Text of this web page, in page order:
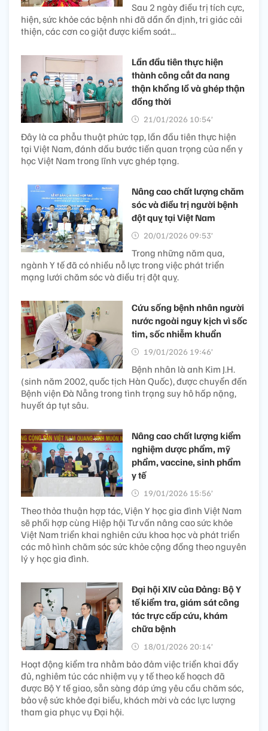
Sau 2 ngày điều trị tích cực,
hiện, sức khỏe các bệnh nhi đã dần ổn định, tri giác cải
thiện, các cơn co giật được kiểm soát...
Lần đầu tiên thực hiện
thành công cắt đa nang
thận khổng lồ và ghép thận
đồng thời
21/01/2026 10:54’
Đây là ca phẫu thuật phức tạp, lần đầu tiên thực hiện
tại Việt Nam, đánh dấu bước tiến quan trọng của nền y
học Việt Nam trong lĩnh vực ghép tạng.
Nâng cao chất lượng chăm
sóc và điều trị người bệnh
đột quỵ tại Việt Nam
20/01/2026 09:53’
Trong những năm qua,
ngành Y tế đã có nhiều nỗ lực trong việc phát triển
mạng lưới chăm sóc và điều trị đột quỵ.
Cứu sống bệnh nhân người
nước ngoài nguy kịch vì sốc
tim, sốc nhiễm khuẩn
19/01/2026 19:46’
Bệnh nhân là anh Kim J.H.
(sinh năm 2002, quốc tịch Hàn Quốc), được chuyển đến
Bệnh viện Đà Nẵng trong tình trạng suy hô hấp nặng,
huyết áp tụt sâu.
Nâng cao chất lượng kiểm
nghiệm dược phẩm, mỹ
phẩm, vaccine, sinh phẩm
y tế
19/01/2026 15:56’
Theo thỏa thuận hợp tác, Viện Y học gia đình Việt Nam
sẽ phối hợp cùng Hiệp hội Tư vấn nâng cao sức khỏe
Việt Nam triển khai nghiên cứu khoa học và phát triển
các mô hình chăm sóc sức khỏe cộng đồng theo nguyên
lý y học gia đình.
Đại hội XIV của Đảng: Bộ Y
tế kiểm tra, giám sát công
tác trực cấp cứu, khám
chữa bệnh
18/01/2026 20:14’
Hoạt động kiểm tra nhằm bảo đảm việc triển khai đầy
đủ, nghiêm túc các nhiệm vụ y tế theo kế hoạch đã
được Bộ Y tế giao, sẵn sàng đáp ứng yêu cầu chăm sóc,
bảo vệ sức khỏe đại biểu, khách mời và các lực lượng
tham gia phục vụ Đại hội.